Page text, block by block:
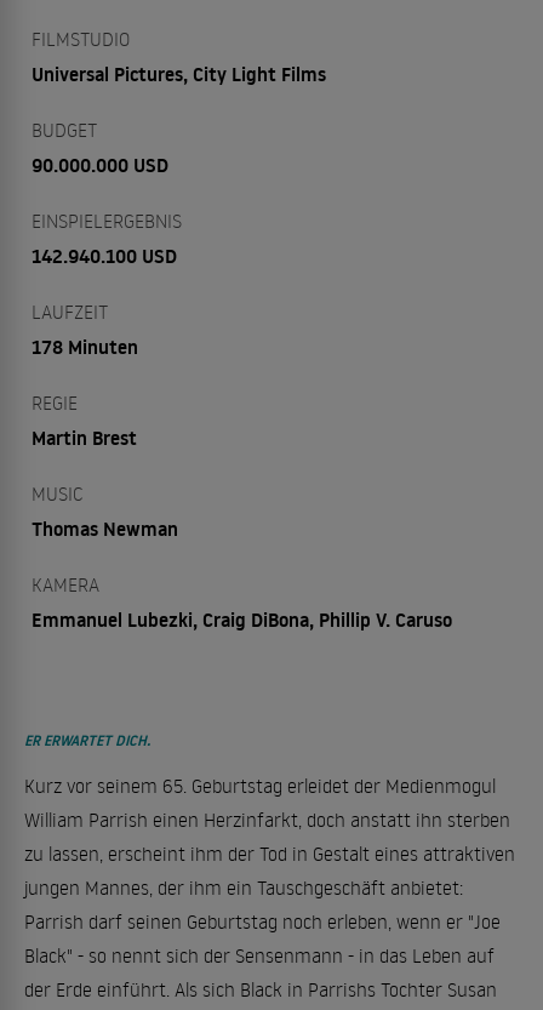
FILMSTUDIO
Universal Pictures, City Light Films
BUDGET
90.000.000 USD
EINSPIELERGEBNIS
142.940.100 USD
LAUFZEIT
178 Minuten
REGIE
Martin Brest
MUSIC
Thomas Newman
KAMERA
Emmanuel Lubezki, Craig DiBona, Phillip V. Caruso
ER ERWARTET DICH.
Kurz vor seinem 65. Geburtstag erleidet der Medienmogul
William Parrish einen Herzinfarkt, doch anstatt ihn sterben
zu lassen, erscheint ihm der Tod in Gestalt eines attraktiven
jungen Mannes, der ihm ein Tauschgeschäft anbietet:
Parrish darf seinen Geburtstag noch erleben, wenn er "Joe
Black" - so nennt sich der Sensenmann - in das Leben auf
der Erde einführt. Als sich Black in Parrishs Tochter Susan